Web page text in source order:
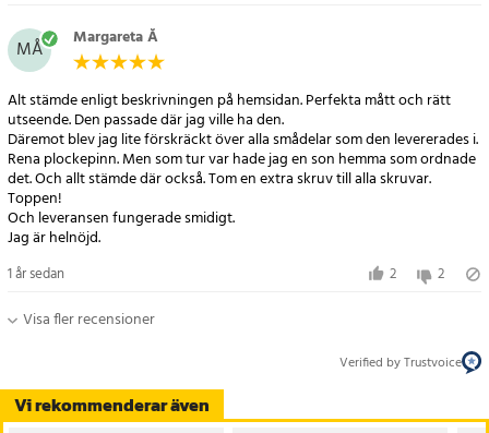
Vi rekommenderar även
MÅ Margareta Å
Alt stämde enligt beskrivningen på hemsidan. Perfekta mått och rätt
utseende. Den passade där jag ville ha den.
Däremot blev jag lite förskräckt över alla smådelar som den levererades i.
Rena plockepinn. Men som tur var hade jag en son hemma som ordnade
det. Och allt stämde där också. Tom en extra skruv till alla skruvar.
Toppen!
Och leveransen fungerade smidigt.
Jag är helnöjd.
1 år sedan 2 2
Visa fler recensioner
Verified by Trustvoice